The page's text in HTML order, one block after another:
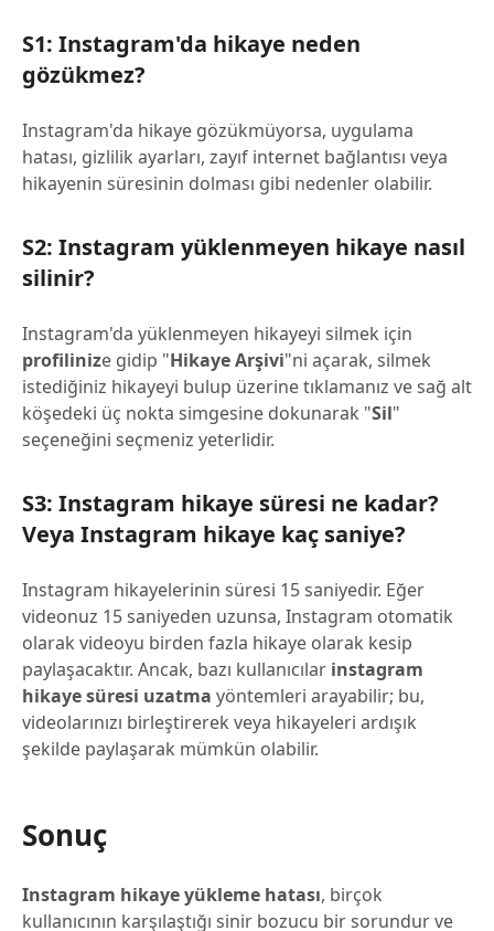
S1: Instagram'da hikaye neden
gözükmez?
Instagram'da hikaye gözükmüyorsa, uygulama
hatası, gizlilik ayarları, zayıf internet bağlantısı veya
hikayenin süresinin dolması gibi nedenler olabilir.
S2: Instagram yüklenmeyen hikaye nasıl
silinir?
Instagram'da yüklenmeyen hikayeyi silmek için
profilinize gidip "Hikaye Arşivi"ni açarak, silmek
istediğiniz hikayeyi bulup üzerine tıklamanız ve sağ alt
köşedeki üç nokta simgesine dokunarak "Sil"
seçeneğini seçmeniz yeterlidir.
S3: Instagram hikaye süresi ne kadar?
Veya Instagram hikaye kaç saniye?
Instagram hikayelerinin süresi 15 saniyedir. Eğer
videonuz 15 saniyeden uzunsa, Instagram otomatik
olarak videoyu birden fazla hikaye olarak kesip
paylaşacaktır. Ancak, bazı kullanıcılar instagram
hikaye süresi uzatma yöntemleri arayabilir; bu,
videolarınızı birleştirerek veya hikayeleri ardışık
şekilde paylaşarak mümkün olabilir.
Sonuç
Instagram hikaye yükleme hatası, birçok
kullanıcının karşılaştığı sinir bozucu bir sorundur ve